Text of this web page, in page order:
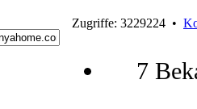
Zugriffe: 3229224 •
7